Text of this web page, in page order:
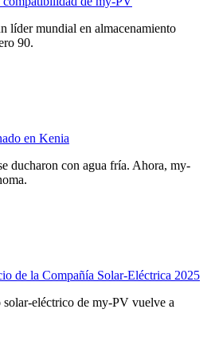
líder mundial en almacenamiento
90.
en Kenia
ducharon con agua fría. Ahora, my-
de la Compañía Solar-Eléctrica 2025
eléctrico de my-PV vuelve a